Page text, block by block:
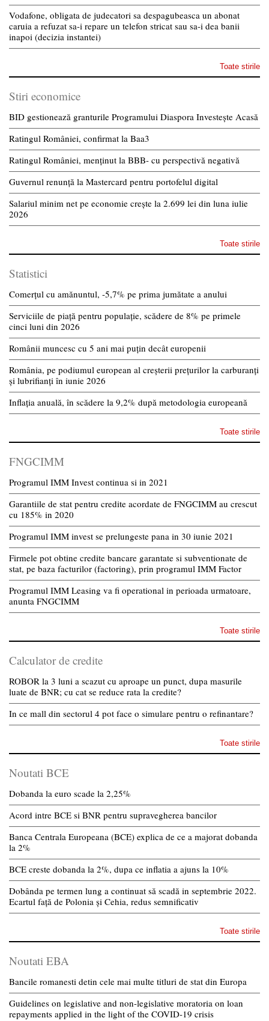
Vodafone, obligata de judecatori sa despagubeasca un abonat
caruia a refuzat sa-i repare un telefon stricat sau sa-i dea banii
inapoi (decizia instantei)
Toate stirile
Stiri economice
BID gestionează granturile Programului Diaspora Investește Acasă
Ratingul României, confirmat la Baa3
Ratingul României, menținut la BBB- cu perspectivă negativă
Guvernul renunță la Mastercard pentru portofelul digital
Salariul minim net pe economie crește la 2.699 lei din luna iulie
2026
Toate stirile
Statistici
Comerțul cu amănuntul, -5,7% pe prima jumătate a anului
Serviciile de piață pentru populație, scădere de 8% pe primele
cinci luni din 2026
Românii muncesc cu 5 ani mai puțin decât europenii
România, pe podiumul european al creșterii prețurilor la carburanți
și lubrifianți în iunie 2026
Inflația anuală, în scădere la 9,2% după metodologia europeană
Toate stirile
FNGCIMM
Programul IMM Invest continua si in 2021
Garantiile de stat pentru credite acordate de FNGCIMM au crescut
cu 185% in 2020
Programul IMM invest se prelungeste pana in 30 iunie 2021
Firmele pot obtine credite bancare garantate si subventionate de
stat, pe baza facturilor (factoring), prin programul IMM Factor
Programul IMM Leasing va fi operational in perioada urmatoare,
anunta FNGCIMM
Toate stirile
Calculator de credite
ROBOR la 3 luni a scazut cu aproape un punct, dupa masurile
luate de BNR; cu cat se reduce rata la credite?
In ce mall din sectorul 4 pot face o simulare pentru o refinantare?
Toate stirile
Noutati BCE
Dobanda la euro scade la 2,25%
Acord intre BCE si BNR pentru supravegherea bancilor
Banca Centrala Europeana (BCE) explica de ce a majorat dobanda
la 2%
BCE creste dobanda la 2%, dupa ce inflatia a ajuns la 10%
Dobânda pe termen lung a continuat să scadă in septembrie 2022.
Ecartul față de Polonia și Cehia, redus semnificativ
Toate stirile
Noutati EBA
Bancile romanesti detin cele mai multe titluri de stat din Europa
Guidelines on legislative and non-legislative moratoria on loan
repayments applied in the light of the COVID-19 crisis